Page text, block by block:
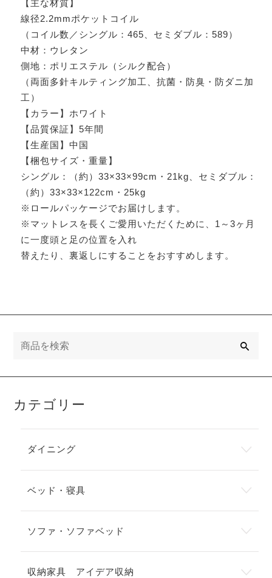
【主な材質】
線径2.2mmポケットコイル
（コイル数／シングル：465、セミダブル：589）
中材：ウレタン
側地：ポリエステル（シルク配合）
（両面多針キルティング加工、抗菌・防臭・防ダニ加
工）
【カラー】ホワイト
【品質保証】5年間
【生産国】中国
【梱包サイズ・重量】
シングル：（約）33×33×99cm・21kg、セミダブル：
（約）33×33×122cm・25kg
※ロールパッケージでお届けします。
※マットレスを長くご愛用いただくために、1～3ヶ月
に一度頭と足の位置を入れ
替えたり、裏返しにすることをおすすめします。
カテゴリー
ダイニング
ベッド・寝具
ソファ・ソファベッド
収納家具 アイデア収納